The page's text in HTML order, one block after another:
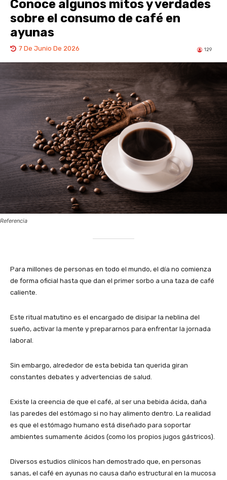
Conoce algunos mitos y verdades
sobre el consumo de café en
ayunas
7 De Junio De 2026 129
Referencia
Para millones de personas en todo el mundo, el día no comienza
de forma oficial hasta que dan el primer sorbo a una taza de café
caliente.
Este ritual matutino es el encargado de disipar la neblina del
sueño, activar la mente y prepararnos para enfrentar la jornada
laboral.
Sin embargo, alrededor de esta bebida tan querida giran
constantes debates y advertencias de salud.
Existe la creencia de que el café, al ser una bebida ácida, daña
las paredes del estómago si no hay alimento dentro. La realidad
es que el estómago humano está diseñado para soportar
ambientes sumamente ácidos (como los propios jugos gástricos).
Diversos estudios clínicos han demostrado que, en personas
sanas, el café en ayunas no causa daño estructural en la mucosa